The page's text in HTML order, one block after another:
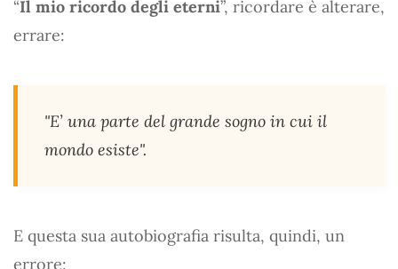
“Il mio ricordo degli eterni”, ricordare è alterare,
errare:
"E’ una parte del grande sogno in cui il
mondo esiste".
E questa sua autobiografia risulta, quindi, un
errore: